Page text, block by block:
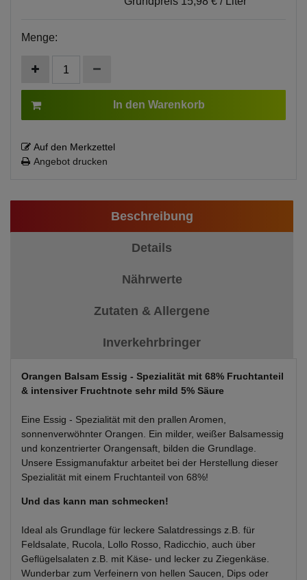
Menge:
In den Warenkorb
Auf den Merkzettel
Angebot drucken
Beschreibung
Details
Nährwerte
Zutaten & Allergene
Inverkehrbringer
Orangen Balsam Essig - Spezialität mit 68% Fruchtanteil
& intensiver Fruchtnote sehr mild 5% Säure
Eine Essig - Spezialität mit den prallen Aromen,
sonnenverwöhnter Orangen. Ein milder, weißer Balsamessig
und konzentrierter Orangensaft, bilden die Grundlage.
Unsere Essigmanufaktur arbeitet bei der Herstellung dieser
Spezialität mit einem Fruchtanteil von 68%!
Und das kann man schmecken!
Ideal als Grundlage für leckere Salatdressings z.B. für
Feldsalate, Rucola, Lollo Rosso, Radicchio, auch über
Geflügelsalaten z.B. mit Käse- und lecker zu Ziegenkäse.
Wunderbar zum Verfeinern von hellen Saucen, Dips oder